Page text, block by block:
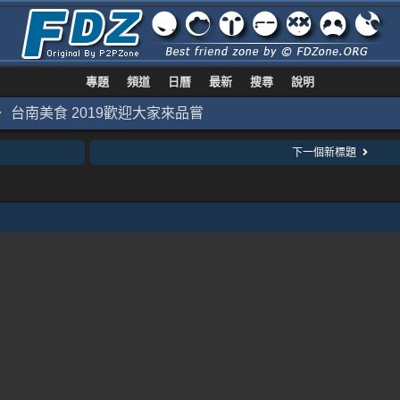
專題 頻道 日曆 最新 搜尋 說明
台南美食 2019歡迎大家來品嘗
下一個新標題